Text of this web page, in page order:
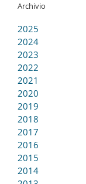
Archivio
2025
2024
2023
2022
2021
2020
2019
2018
2017
2016
2015
2014